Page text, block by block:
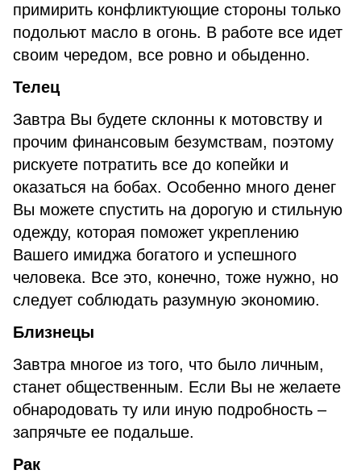
примирить конфликтующие стороны только
подольют масло в огонь. В работе все идет
своим чередом, все ровно и обыденно.
Телец
Завтра Вы будете склонны к мотовству и
прочим финансовым безумствам, поэтому
рискуете потратить все до копейки и
оказаться на бобах. Особенно много денег
Вы можете спустить на дорогую и стильную
одежду, которая поможет укреплению
Вашего имиджа богатого и успешного
человека. Все это, конечно, тоже нужно, но
следует соблюдать разумную экономию.
Близнецы
Завтра многое из того, что было личным,
станет общественным. Если Вы не желаете
обнародовать ту или иную подробность –
запрячьте ее подальше.
Рак